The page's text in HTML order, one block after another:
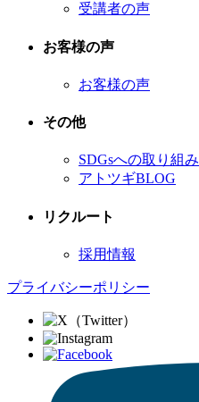
受講者の声
お客様の声
お客様の声
その他
SDGsへの取り組み
アトツギBLOG
リクルート
採用情報
プライバシーポリシー